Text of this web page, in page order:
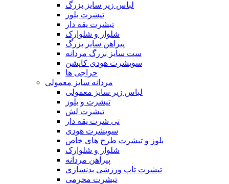
لباس زیر سایز بزرگ
تیشرت بلوز
تیشرت یقه دار
شلوار و شلوارک
پیراهن سایز بزرگ
ست سایز بزرگ مردانه
سویشرت هودی کاپشن
حراجی ها
مردانه سایز معمولی
لباس زیر سایز معمولی
تیشرت و بلوز
تیشرت لش
تی شرت یقه دار
سویشرت هودی
بلوز و تیشرت طرح های خاص
شلوار و شلوارک
پیراهن مردانه
تیشرت تاپ ورزشی بدنسازی
تیشرت محرمی